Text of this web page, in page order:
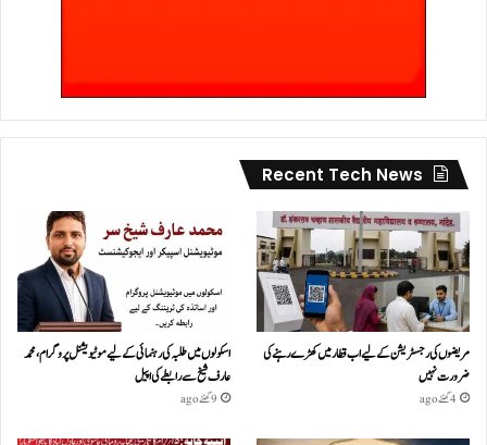
Recent Tech News
مریضوں کی رجسٹریشن کے لیے اب قطار میں کھڑے رہنے کی
ضرورت نہیں
4 گھنٹے ago
اسکولوں میں طلبہ کی رہنمائی کے لیے موٹیویشنل پروگرام، محمد
عارف شیخ سے رابطے کی اپیل
9 گھنٹے ago